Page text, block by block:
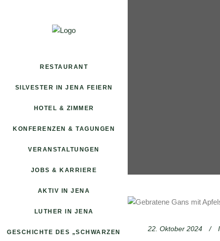
RESTAURANT
SILVESTER IN JENA FEIERN
HOTEL & ZIMMER
KONFERENZEN & TAGUNGEN
VERANSTALTUNGEN
JOBS & KARRIERE
AKTIV IN JENA
LUTHER IN JENA
GESCHICHTE DES „SCHWARZEN 22. Oktober 2024